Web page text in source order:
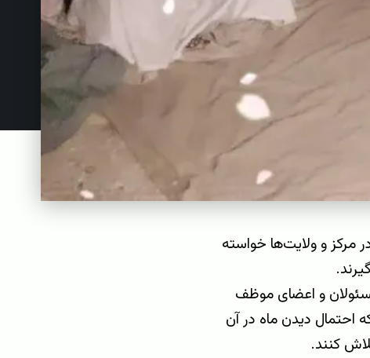
مرکز و ولایت‌ها خواسته
و اعضای موظف
دیدن ماه در آن
کنند.